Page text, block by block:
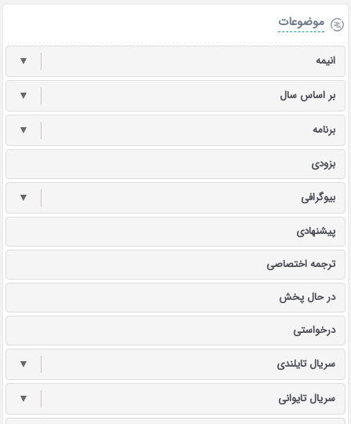
موضوعات
انیمه ▼
بر اساس سال ▼
برنامه ▼
بزودی
بیوگرافی ▼
پیشنهادی
ترجمه اختصاصی
در حال پخش
درخواستی
سریال تایلندی ▼
سریال تایوانی ▼